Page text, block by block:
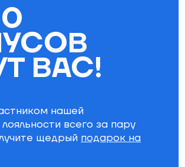
и более плавного вхождения
а также лучшей плавучести в
снегу
FSC™ Certified Fly™ 700G
и прочный деревянный
с комбинацией из твердых и
для уменьшения веса
без ущерба его гибкости
конструкции сердечника
ВАС!
нашей
всего за пару
щедрый подарок на